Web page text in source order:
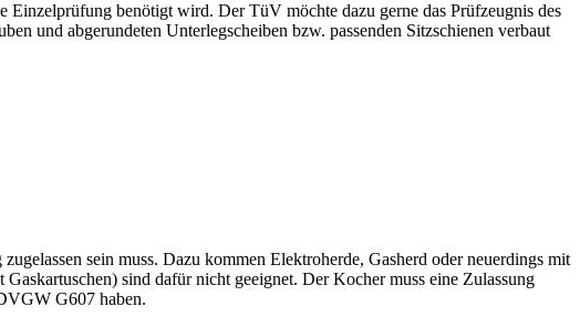
Einzelprüfung benötigt wird. Der TüV möchte dazu gerne das Prüfzeugnis des
und abgerundeten Unterlegscheiben bzw. passenden Sitzschienen verbaut
sein muss. Dazu kommen Elektroherde, Gasherd oder neuerdings mit
sind dafür nicht geeignet. Der Kocher muss eine Zulassung
G607 haben.